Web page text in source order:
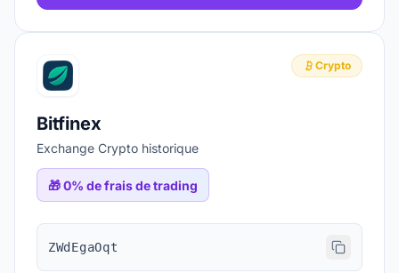
Crypto
Bitfinex
Exchange Crypto historique
🎁0% de frais de trading
ZWdEgaOqt